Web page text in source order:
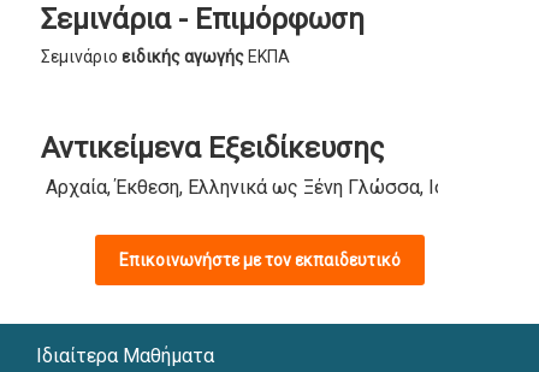
Σεμινάρια - Επιμόρφωση
Σεμινάριοειδικής αγωγής ΕΚΠΑ
Αντικείμενα Εξειδίκευσης
Αρχαία, Έκθεση, Ελληνικά ως Ξένη Γλώσσα, Ιστορία,
Επικοινωνήστε με τον εκπαιδευτικό
Ιδιαίτερα Μαθήματα